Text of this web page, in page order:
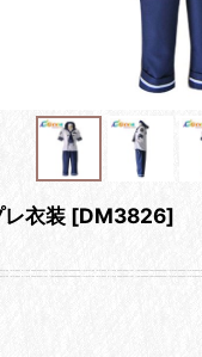
衣装 [DM3826]